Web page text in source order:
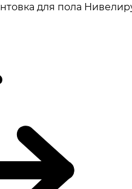
для пола